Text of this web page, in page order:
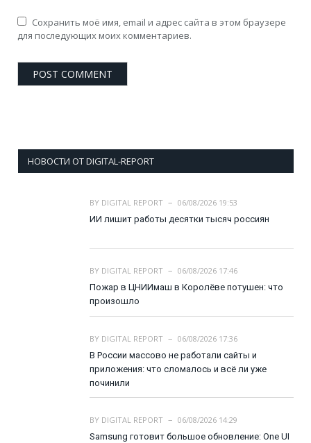
Сохранить моё имя, email и адрес сайта в этом браузере
для последующих моих комментариев.
НОВОСТИ ОТ DIGITAL-REPORT
BY DIGITAL REPORT
06/08/2026 19:53
ИИ лишит работы десятки тысяч россиян
BY DIGITAL REPORT
06/08/2026 17:46
Пожар в ЦНИИмаш в Королёве потушен: что
произошло
BY DIGITAL REPORT
06/08/2026 17:36
В России массово не работали сайты и
приложения: что сломалось и всё ли уже
починили
BY DIGITAL REPORT
06/08/2026 14:29
Samsung готовит большое обновление: One UI